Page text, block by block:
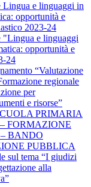
Lingua e linguaggi in
opportunità e
2023-24
"Lingua e linguaggi
opportunità e
24
“Valutazione
regionale
per
e risorse”
PRIMARIA
FORMAZIONE
BANDO
PUBBLICA
sul tema “I giudizi
alla